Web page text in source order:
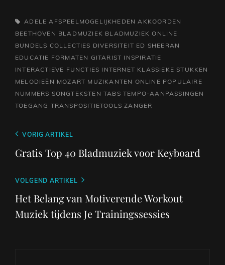
TAGS,ADELE AFSPEELMOGELIJKHEDEN AKKOORDEN
BEETHOVEN BLADMUZIEK BLADMUZIEK ONLINE
BUNDELS COLLECTIES DIVERSITEIT ED SHEERAN
EDUCATIE FORMATEN GITARIST INSPIRATIE
INTERACTIEVE FUNCTIES INTERNET KLASSIEKE STUKKEN
MELODIEËN MOZART MUZIKANTEN ONLINE POPULAIRE
NUMMERS SONGTEKSTEN TABS TEMPO-AANPASSINGEN
TOEGANG TRANSPOSITIETOOLS ZANGER
Berichtnavigatie
Vorig
bericht
VORIG ARTIKEL
Gratis Top 40 Bladmuziek voor Keyboard
Volgend
bericht
VOLGEND ARTIKEL
Het Belang van Motiverende Workout
Muziek tijdens Je Trainingssessies